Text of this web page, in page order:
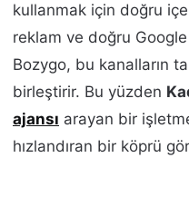
kullanmak için doğru
reklam ve doğru
Bozygo, bu kanalların
birleştirir. Bu yüzden
ajansı arayan bir
hızlandıran bir köprü